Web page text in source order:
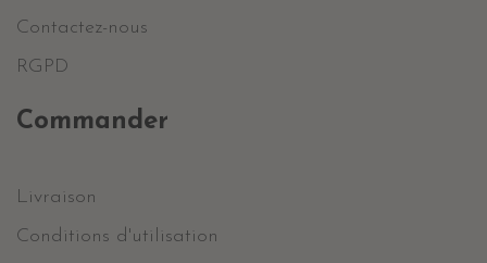
Contactez-nous
RGPD
Commander
Livraison
Conditions d'utilisation